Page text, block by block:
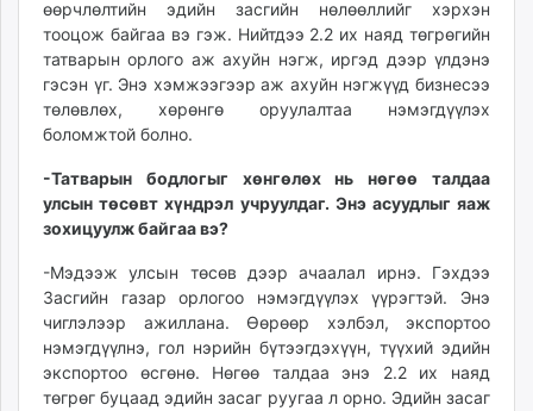
өөрчлөлтийн эдийн засгийн нөлөөллийг хэрхэн
тооцож байгаа вэ гэж. Нийтдээ 2.2 их наяд төгрөгийн
татварын орлого аж ахуйн нэгж, иргэд дээр үлдэнэ
гэсэн үг. Энэ хэмжээгээр аж ахуйн нэгжүүд бизнесээ
төлөвлөх, хөрөнгө оруулалтаа нэмэгдүүлэх
боломжтой болно.
-Татварын бодлогыг хөнгөлөх нь нөгөө талдаа
улсын төсөвт хүндрэл учруулдаг. Энэ асуудлыг яаж
зохицуулж байгаа вэ?
-Мэдээж улсын төсөв дээр ачаалал ирнэ. Гэхдээ
Засгийн газар орлогоо нэмэгдүүлэх үүрэгтэй. Энэ
чиглэлээр ажиллана. Өөрөөр хэлбэл, экспортоо
нэмэгдүүлнэ, гол нэрийн бүтээгдэхүүн, түүхий эдийн
экспортоо өсгөнө. Нөгөө талдаа энэ 2.2 их наяд
төгрөг буцаад эдийн засаг руугаа л орно. Эдийн засаг